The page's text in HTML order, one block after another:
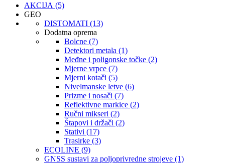
AKCIJA (5)
GEO
DISTOMATI (13)
Dodatna oprema
Bolcne (7)
Detektori metala (1)
Međne i poligonske točke (2)
Mjerne vrpce (7)
Mjerni kotači (5)
Nivelmanske letve (6)
Prizme i nosači (7)
Reflektivne markice (2)
Ručni mikseri (2)
Štapovi i držači (2)
Stativi (17)
Trasirke (3)
ECOLINE (9)
GNSS sustavi za poljoprivredne strojeve (1)